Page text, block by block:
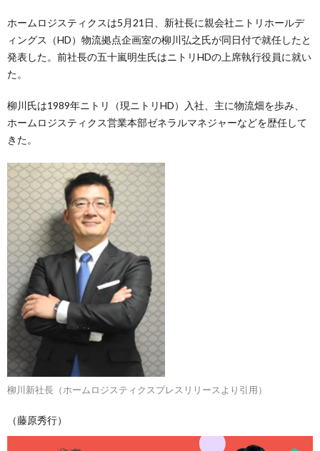
ホームロジスティクスは5月21日、新社長に親会社ニトリホールデ
ィングス（HD）物流拠点企画室の柳川弘之氏が同日付で就任したと
発表した。前社長の五十嵐明生氏はニトリHDの上席執行役員に就い
た。
柳川氏は1989年ニトリ（現ニトリHD）入社、主に物流畑を歩み、
ホームロジスティクス営業本部ゼネラルマネジャーなどを歴任して
きた。
柳川新社長（ホームロジスティクスプレスリリースより引用）
（藤原秀行）